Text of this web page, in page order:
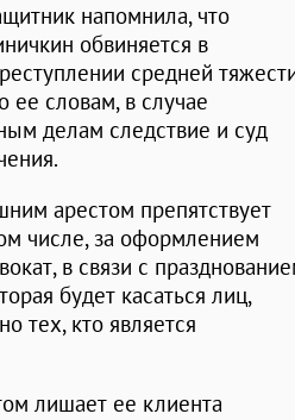
напомнила, что
обвиняется в
средней
ее словам, в случае
делам следствие и суд
арестом препятствует
числе, за оформлением
в связи с
будет касаться лиц,
тех, кто является
лишает ее клиента